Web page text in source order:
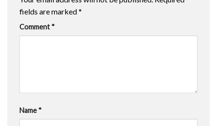
fields are marked*
Comment *
Name *